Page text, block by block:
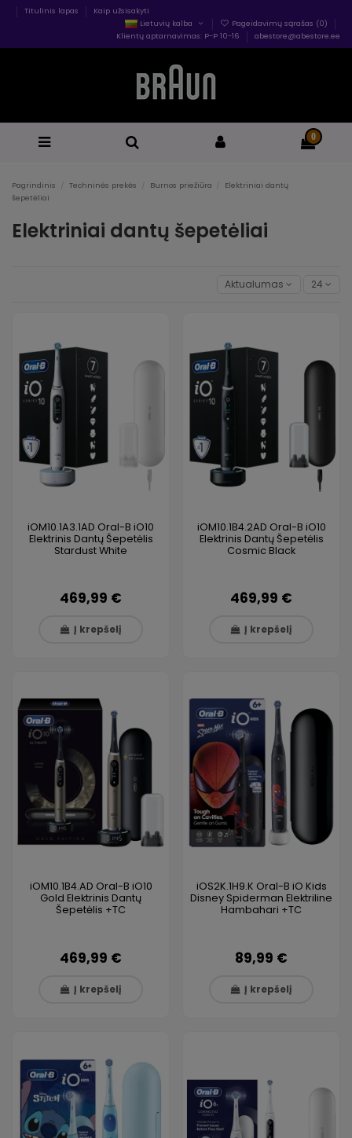
Titulinis lapas
Kaip užsisakyti
Lietuvių kalba
Pageidavimų sąrašas (0)
Klientų aptarnavimas: P-P 10-16
abestore@abestore.ee
0
Pagrindinis Techninės prekės Burnos priežiūra
Elektriniai dantų
šepetėliai
Elektriniai dantų šepetėliai
Aktualumas 24
iOM10.1A3.1AD Oral-B iO10
Elektrinis Dantų Šepetėlis
Stardust White
469,99 €
Į krepšelį
iOM10.1B4.2AD Oral-B iO10
Elektrinis Dantų Šepetėlis
Cosmic Black
469,99 €
Į krepšelį
iOM10.1B4.AD Oral-B iO10
Gold Elektrinis Dantų
Šepetėlis +TC
469,99 €
Į krepšelį
iOS2K.1H9.K Oral-B iO Kids
Disney Spiderman Elektriline
Hambahari +TC
89,99 €
Į krepšelį